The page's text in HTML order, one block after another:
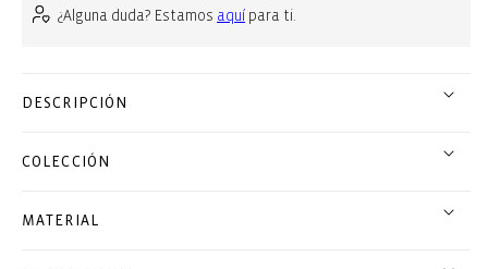
¿Alguna duda? Estamos aquí para ti.
DESCRIPCIÓN
COLECCIÓN
MATERIAL